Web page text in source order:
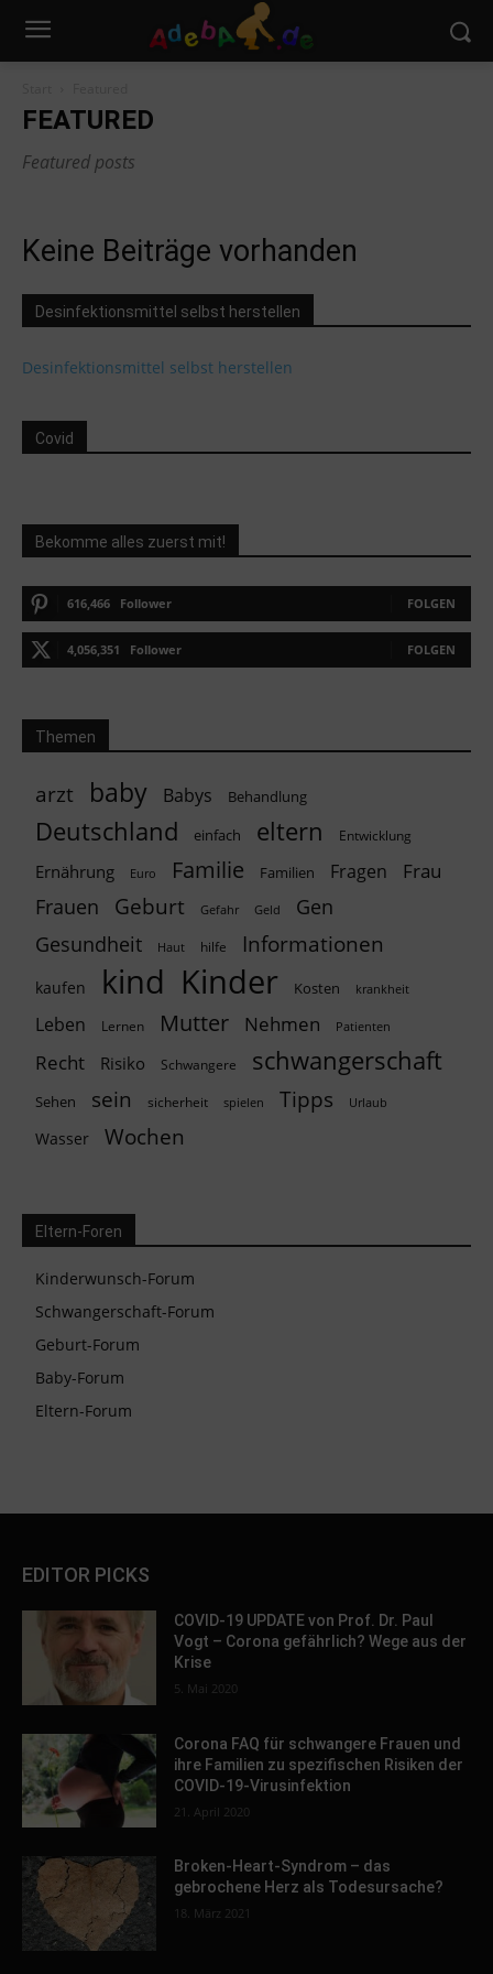
FEATURED
Featured posts
Keine Beiträge vorhanden
Desinfektionsmittel selbst herstellen
Desinfektionsmittel selbst herstellen
Covid
Bekomme alles zuerst mit!
616,466 Follower FOLGEN
4,056,351 Follower FOLGEN
Themen
arzt baby Babys Behandlung
Deutschland einfach eltern Entwicklung
Ernährung Euro Familie Familien Fragen Frau
Frauen Geburt Gefahr Geld
Gen
Gesundheit
Haut hilfe Informationen
kaufen kind Kinder Kosten krankheit
Leben Lernen Mutter Nehmen Patienten
Recht Risiko Schwangere schwangerschaft
Sehen sein sicherheit spielen Tipps Urlaub
Wasser Wochen
Eltern-Foren
Kinderwunsch-Forum
Schwangerschaft-Forum
Geburt-Forum
Baby-Forum
Eltern-Forum
EDITOR PICKS
COVID-19 UPDATE von Prof. Dr. Paul
Vogt – Corona gefährlich? Wege aus der
Krise
5. Mai 2020
Corona FAQ für schwangere Frauen und
ihre Familien zu spezifischen Risiken der
COVID-19-Virusinfektion
21. April 2020
Broken-Heart-Syndrom – das
gebrochene Herz als Todesursache?
18. März 2021